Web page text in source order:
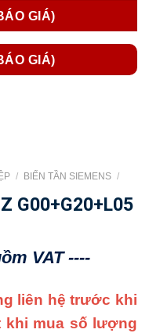
GIÁ)
GIÁ)
/ BIẾN TẦN SIEMENS /
G00+G20+L05
VAT ----
liên hệ trước khi
khi mua số lượng